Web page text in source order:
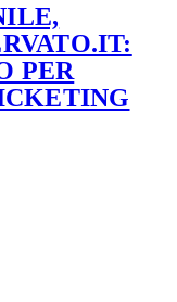
PER